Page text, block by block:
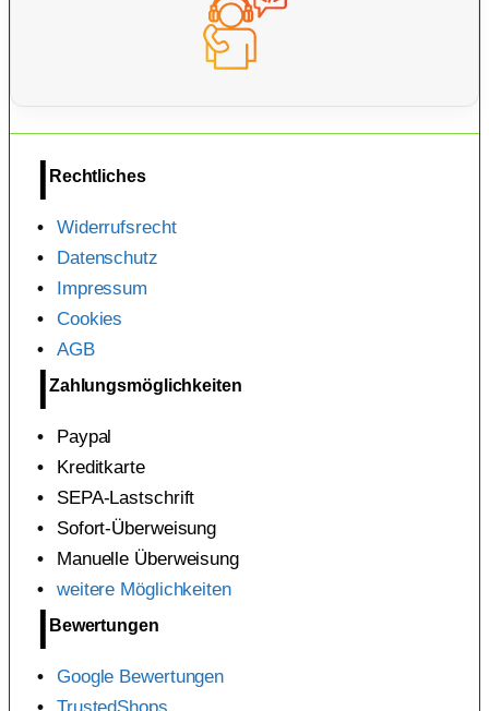
Rechtliches
Widerrufsrecht
Datenschutz
Impressum
Cookies
AGB
Zahlungsmöglichkeiten
Paypal
Kreditkarte
SEPA-Lastschrift
Sofort-Überweisung
Manuelle Überweisung
weitere Möglichkeiten
Bewertungen
Google Bewertungen
TrustedShops